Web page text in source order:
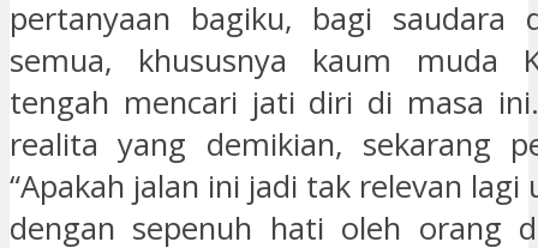
pertanyaan bagiku, bagi saudara
semua, khususnya kaum muda
tengah mencari jati diri di masa
realita yang demikian, sekarang
“Apakah jalan ini jadi tak relevan
dengan sepenuh hati oleh orang